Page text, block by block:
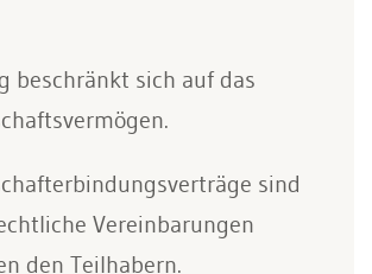
beschränkt sich auf das
sind
Vereinbarungen
den Teilhabern.